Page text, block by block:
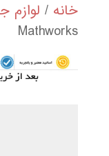
خانه / لوازم
Mathworks